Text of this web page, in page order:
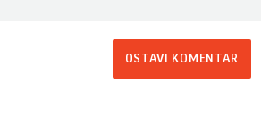
OSTAVI KOMENTAR